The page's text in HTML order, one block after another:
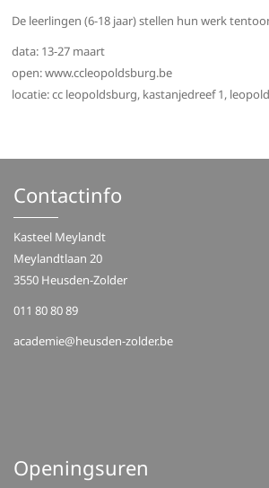
De leerlingen (6-18 jaar) stellen hun werk
data: 13-27 maart
open: www.ccleopoldsburg.be
locatie: cc leopoldsburg, kastanjedreef 1,
Contactinfo
Kasteel Meylandt
Meylandtlaan 20
3550 Heusden-Zolder
011 80 80 89
academie@heusden-zolder.be
Openingsuren